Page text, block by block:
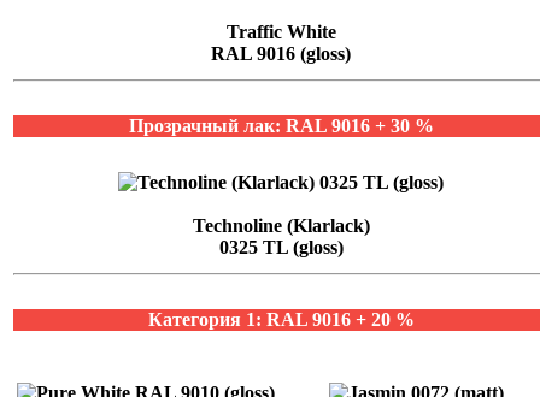
Traffic White
RAL 9016 (gloss)
Прозрачный лак: RAL 9016 + 30 %
Technoline (Klarlack)
0325 TL (gloss)
Категория 1: RAL 9016 + 20 %